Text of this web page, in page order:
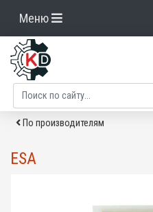
Меню
По производителям
ESA